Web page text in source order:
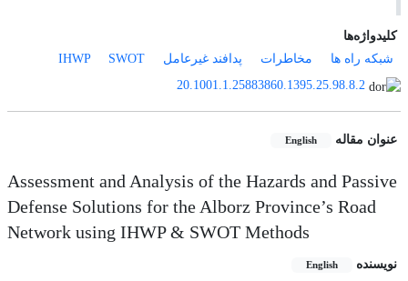
کلیدواژه‌ها
شبکه راه ها
مخاطرات پدافند غیرعامل IHWP
SWOT
20.1001.1.25883860.1395.25.98.8.2
عنوان مقاله English
Assessment and Analysis of the Hazards and Passive
Defense Solutions for the Alborz Province’s Road
Network using IHWP & SWOT Methods
نویسنده English